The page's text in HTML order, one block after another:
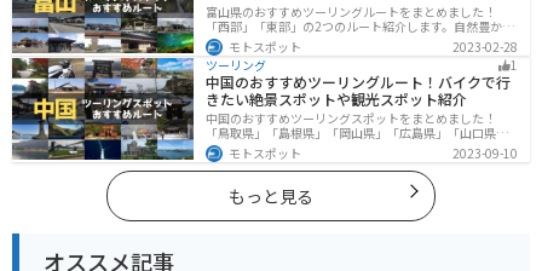
富山県のおすすめツーリングルートをまとめました！
「西部」「東部」の2つのルート紹介します。自然豊かな
山と海、温泉が充実しており、美術館などもあるので、
自然を満喫するツーリングができます。バイクで富山県
にツーリングに行く際は参考にしてください。
モトスポット
2023-02-28
ツーリング
1
中国のおすすめツーリングルート！バイクで行
きたい絶景スポットや観光スポット紹介
中国のおすすめツーリングスポットをまとめました！
「鳥取県」「島根県」「岡山県」「広島県」「山口県」
の各県の観光地紹介します。自然豊かな山々や湖、温泉
地が点在し、四季折々の景色を楽しめるスポットが多数
あります。バイクで中国にツーリングに行く際は参考に
してください。
モトスポット 2023-09-10
もっと見る
オススメ記事